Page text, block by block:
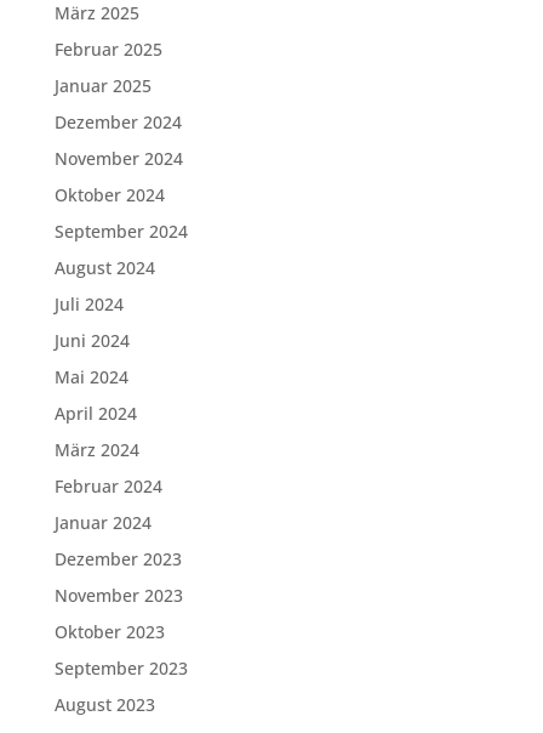
März 2025
Februar 2025
Januar 2025
Dezember 2024
November 2024
Oktober 2024
September 2024
August 2024
Juli 2024
Juni 2024
Mai 2024
April 2024
März 2024
Februar 2024
Januar 2024
Dezember 2023
November 2023
Oktober 2023
September 2023
August 2023